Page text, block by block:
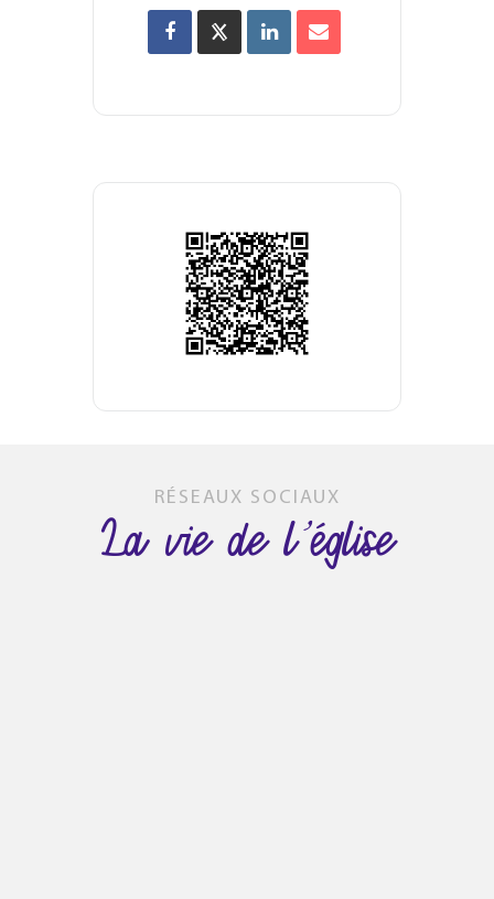
RÉSEAUX SOCIAUX
La vie de l’église